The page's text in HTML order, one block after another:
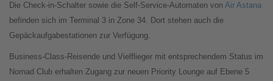
Die Check-in-Schalter sowie die Self-Service-Automaten von Air Astana
befinden sich im Terminal 3 in Zone 34. Dort stehen auch die
Gepäckaufgabestationen zur Verfügung.
Business-Class-Reisende und Vielflieger mit entsprechendem Status im
Nomad Club erhalten Zugang zur neuen Priority Lounge auf Ebene 5